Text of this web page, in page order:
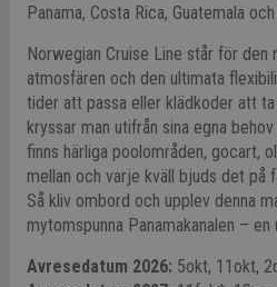
Panama, Costa Rica, Guatemala
Norwegian Cruise Line står för den
atmosfären och den ultimata
tider att passa eller klädkoder att
kryssar man utifrån sina egna
finns härliga poolområden, gocart,
mellan och varje kväll bjuds det på
Så kliv ombord och upplev denna
mytomspunna Panamakanalen –
Avresedatum 2026: 5okt, 11okt,